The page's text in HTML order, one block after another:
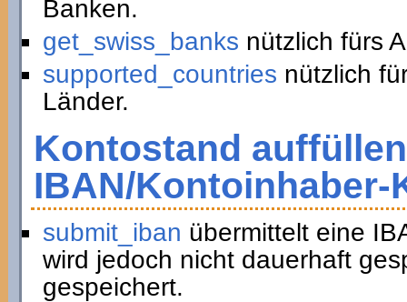
Banken.
get_swiss_banks nützlich fürs
supported_countries nützlich
Länder.
Kontostand
IBAN/Kontoinhaber-
submit_iban übermittelt eine
wird jedoch nicht dauerhaft
gespeichert.